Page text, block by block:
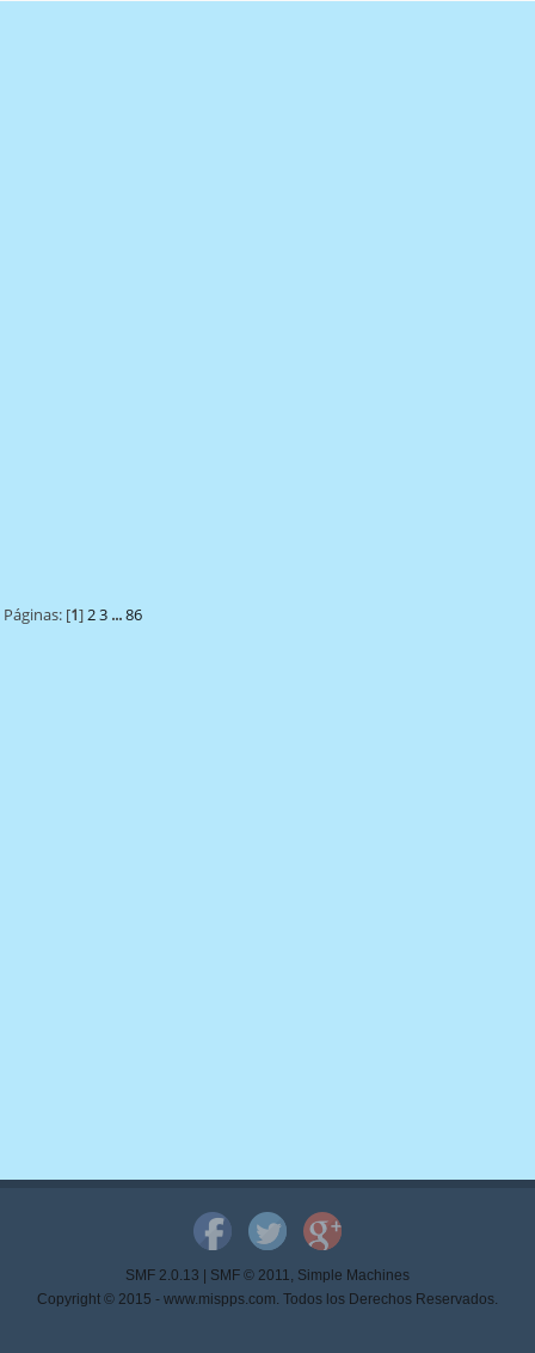
Páginas: [1]2 3 ...86
SMF 2.0.13 SMF © 2011, Simple Machines
Copyright © 2015 - www.mispps.com. Todos los Derechos Reservados.